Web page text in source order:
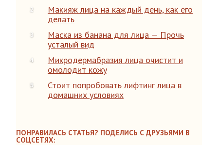
Макияж лица на каждый день, как его
делать
Маска из банана для лица — Прочь
усталый вид
Микродермабразия лица очистит и
омолодит кожу
Стоит попробовать лифтинг лица в
домашних условиях
ПОНРАВИЛАСЬ СТАТЬЯ? ПОДЕЛИСЬ С ДРУЗЬЯМИ В
СОЦСЕТЯХ: